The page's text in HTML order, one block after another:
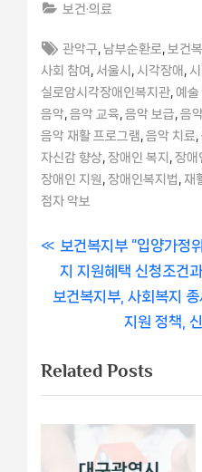
보건·의료
Tags:
관악구 남부순환로 보건
사회 참여
서울시 시각장애
실로암시각장애인복지관 예술
음악 음악 교육 음악 보급 음
음악 재활 프로그램 음악 치료
자신감 향상 장애인 복지 장애
장애인 지원 장애인복지법 재
점자 악보
글
내
게
이
P
r
e
o
u
s
보건복지부 “입양가정
지 지원혜택 신청조건
N
t
P
o
보건복지부, 사회복지
지원 정책,
Related Posts